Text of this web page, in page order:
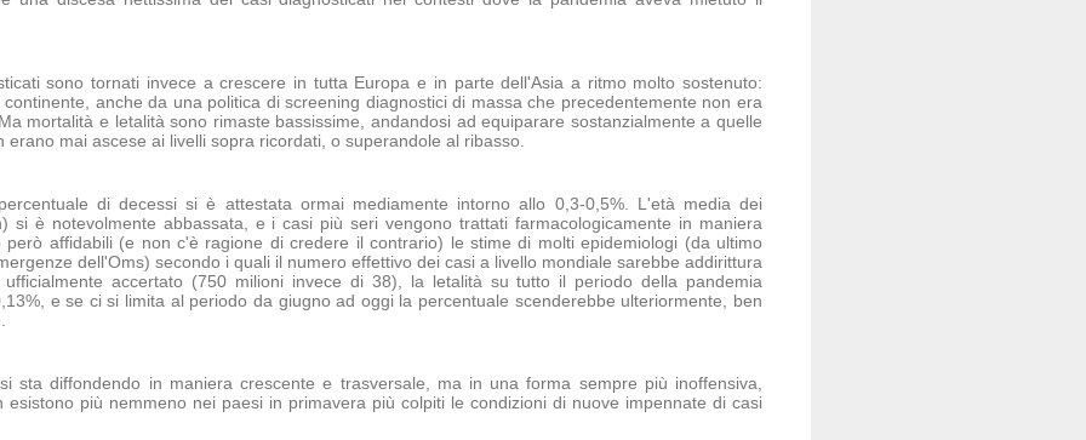
sono tornati invece a crescere in tutta Europa e in parte dell'Asia a ritmo molto sostenuto:
anche da una politica di screening diagnostici di massa che precedentemente non era
mortalità e letalità sono rimaste bassissime, andandosi ad equiparare sostanzialmente a quelle
mai ascese ai livelli sopra ricordati, o superandole al ribasso.
di decessi si è attestata ormai mediamente intorno allo 0,3-0,5%. L'età media dei
si è notevolmente abbassata, e i casi più seri vengono trattati farmacologicamente in maniera
affidabili (e non c'è ragione di credere il contrario) le stime di molti epidemiologi (da ultimo
dell'Oms) secondo i quali il numero effettivo dei casi a livello mondiale sarebbe addirittura
accertato (750 milioni invece di 38), la letalità su tutto il periodo della pandemia
e se ci si limita al periodo da giugno ad oggi la percentuale scenderebbe ulteriormente, ben
sta diffondendo in maniera crescente e trasversale, ma in una forma sempre più inoffensiva,
più nemmeno nei paesi in primavera più colpiti le condizioni di nuove impennate di casi